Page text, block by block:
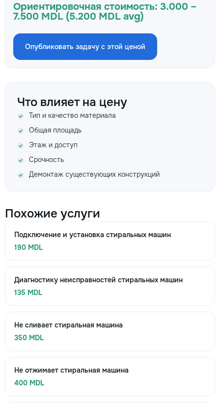
Ориентировочная стоимость: 3.000 –
7.500 MDL (5.200 MDL avg)
Опубликовать задачу с этой ценой
Что влияет на цену
Тип и качество материала
Общая площадь
Этаж и доступ
Срочность
Демонтаж существующих конструкций
Похожие услуги
Подключение и установка стиральных машин
190 MDL
Диагностику неисправностей стиральных машин
135 MDL
Не сливает стиральная машина
350 MDL
Не отжимает стиральная машина
400 MDL